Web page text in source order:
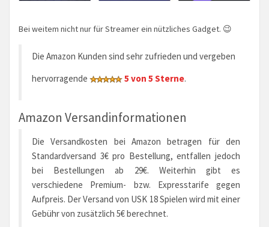
Bei weitem nicht nur für Streamer ein nützliches Gadget. 😉
Die Amazon Kunden sind sehr zufrieden und vergeben
hervorragende
5 von 5 Sterne.
Amazon Versandinformationen
Die Versandkosten bei Amazon betragen für den
Standardversand 3€ pro Bestellung, entfallen jedoch
bei Bestellungen ab 29€. Weiterhin gibt es
verschiedene Premium- bzw. Expresstarife gegen
Aufpreis. Der Versand von USK 18 Spielen wird mit einer
Gebühr von zusätzlich 5€ berechnet.